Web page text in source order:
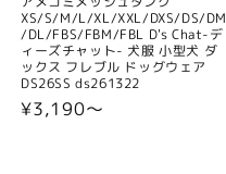
XS/S/M/L/XL/XXL/DXS/DS/DM
/DL/FBS/FBM/FBL D's Chat-デ
ィーズチャット- 犬服 小型犬 ダ
ックス フレブル ドッグウェア
DS26SS ds261322
通
¥3,190〜